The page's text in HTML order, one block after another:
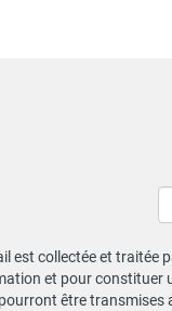
est collectée et traitée
et pour constituer
être transmises